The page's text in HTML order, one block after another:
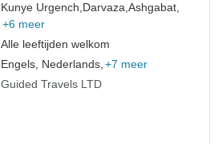
Kunye Urgench, Darvaza,Ashgabat,
+6 meer
Alle leeftijden welkom
Engels, Nederlands, +7 meer
Guided Travels LTD